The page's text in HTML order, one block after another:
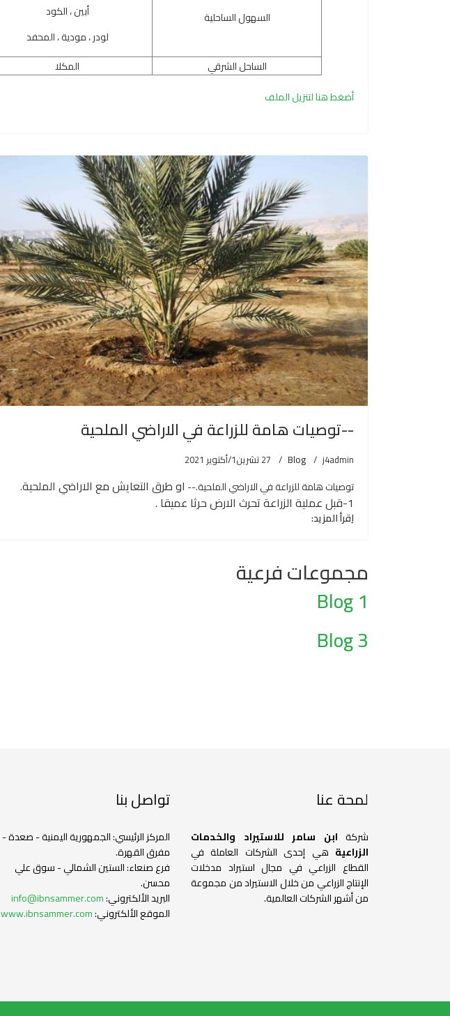
السهول الساحلية
أبين ، الكود
لودر ، مودية ، المحفد
الساحل الشرقي
المكلا
أضغط هنا لتنزيل الملف
--توصيات هامة للزراعة في الاراضي الملحية
j4admin
Blog 27 تشرين1/أكتوير 2021
توصيات هامة للزراعة في الاراضي الملحية.-- او طرق التعايش مع الاراضي الملحية.
1-قبل عملية الزراعة تحرث الارض حرثا عميقا .
اِقرأ المزيد:
مجموعات فرعية
Blog 1
Blog 3
لمحة عنا
شركة ابن سامر للاستيراد والخدمات
الزراعية هي إحدى الشركات العاملة في
القطاع الزراعي في مجال استيراد مدخلات
الإنتاج الزراعي من خلال الاستيراد من مجموعة
من أشهر الشركات العالمية.
تواصل بنا
المركز الرئيسي: الجمهورية اليمنية - صعدة -
مفرق القهرة.
فرع صنعاء: الستين الشمالي - سوق علي
محسن.
البريد الألكتروني:info@ibnsammer.com
الموقع الألكتروني:www.ibnsammer.com